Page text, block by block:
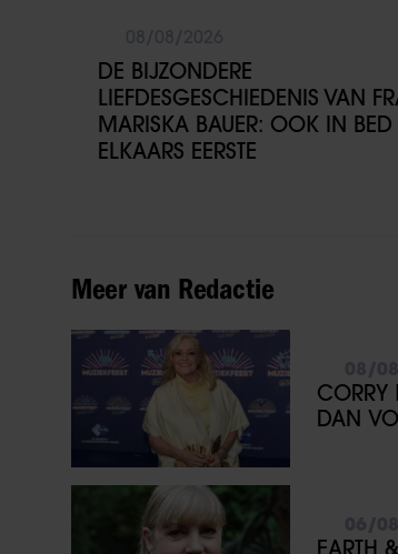
DE BIJZONDERE
LIEFDESGESCHIEDENIS VAN
MARISKA BAUER: OOK IN BED
ELKAARS EERSTE
Meer van Redactie
CORRY
DAN
EARTH